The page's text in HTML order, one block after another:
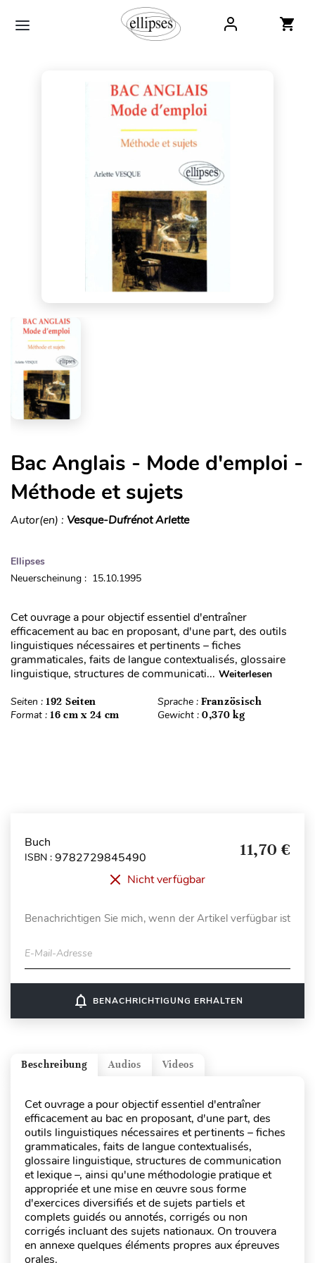
Bac Anglais - Mode d'emploi -
Méthode et sujets
Autor(en) : Vesque-Dufrénot Arlette
Ellipses
Neuerscheinung : 15.10.1995
Cet ouvrage a pour objectif essentiel d'entraîner
efficacement au bac en proposant, d'une part, des outils
linguistiques nécessaires et pertinents – fiches
grammaticales, faits de langue contextualisés, glossaire
linguistique, structures de communicati... Weiterlesen
Seiten : 192 Seiten Sprache : Französisch
Format : 16 cm x 24 cm Gewicht : 0,370 kg
Buch
ISBN : 9782729845490 11,70 €
Nicht verfügbar
Benachrichtigen Sie mich, wenn der Artikel verfügbar ist
E-Mail-Adresse
notifications_none BENACHRICHTIGUNG ERHALTEN
Videos
Audios
Beschreibung
Cet ouvrage a pour objectif essentiel d'entraîner
efficacement au bac en proposant, d'une part, des
outils linguistiques nécessaires et pertinents – fiches
grammaticales, faits de langue contextualisés,
glossaire linguistique, structures de communication
et lexique –, ainsi qu'une méthodologie pratique et
appropriée et une mise en œuvre sous forme
d'exercices diversifiés et de sujets partiels et
complets guidés ou annotés, corrigés ou non
corrigés incluant des sujets nationaux. On trouvera
en annexe quelques éléments propres aux épreuves
orales.